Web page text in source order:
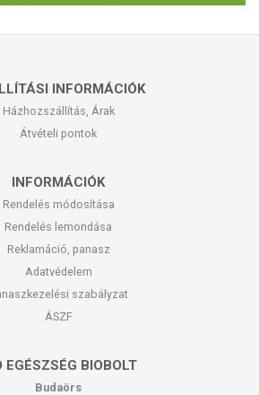
INFORMÁCIÓK
Házhozszállítás, Árak
Átvételi pontok
INFORMÁCIÓK
Rendelés módosítása
Rendelés lemondása
Reklamáció, panasz
Adatvédelem
szabályzat
ÁSZF
EGÉSZSÉG BIOBOLT
Budaörs